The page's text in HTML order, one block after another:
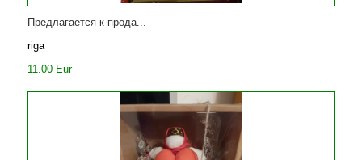
Предлагается к прода...
riga
11.00 Eur